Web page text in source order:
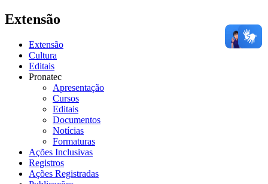
Extensão
Extensão
Cultura
Editais
Pronatec
Apresentação
Cursos
Editais
Documentos
Notícias
Formaturas
Ações Inclusivas
Registros
Ações Registradas